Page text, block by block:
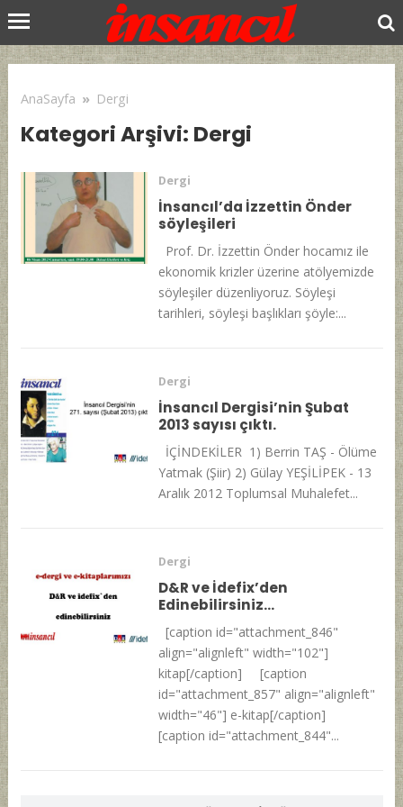
AnaSayfa » Dergi
Kategori Arşivi: Dergi
Dergi
İnsancıl’da İzzettin Önder
söyleşileri
Prof. Dr. İzzettin Önder hocamız ile
ekonomik krizler üzerine atölyemizde
söyleşiler düzenliyoruz. Söyleşi
tarihleri, söyleşi başlıkları şöyle:...
Dergi
İnsancıl Dergisi’nin Şubat
2013 sayısı çıktı.
İÇİNDEKİLER 1) Berrin TAŞ - Ölüme
Yatmak (Şiir) 2) Gülay YEŞİLİPEK - 13
Aralık 2012 Toplumsal Muhalefet...
Dergi
D&R ve İdefix’den
Edinebilirsiniz…
[caption id="attachment_846"
align="alignleft" width="102"]
kitap[/caption] [caption
id="attachment_857" align="alignleft"
width="46"] e-kitap[/caption]
[caption id="attachment_844"...